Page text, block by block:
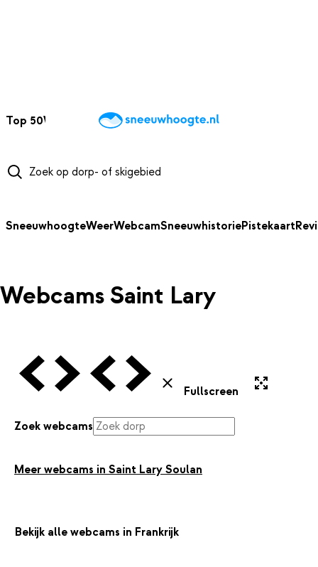
Top 50Webcams WintersportweerKaarten
SneeuwhoogteWeerWebcamSneeuwhistoriePistekaart
Webcams Saint Lary
Vorige Webcam
Volgende Webcam
Vorige Webcam
Volgende Webcam
Sluiten
Fullscreen
Zoek webcams
Meer webcams in Saint Lary Soulan
Bekijk alle webcams in Frankrijk